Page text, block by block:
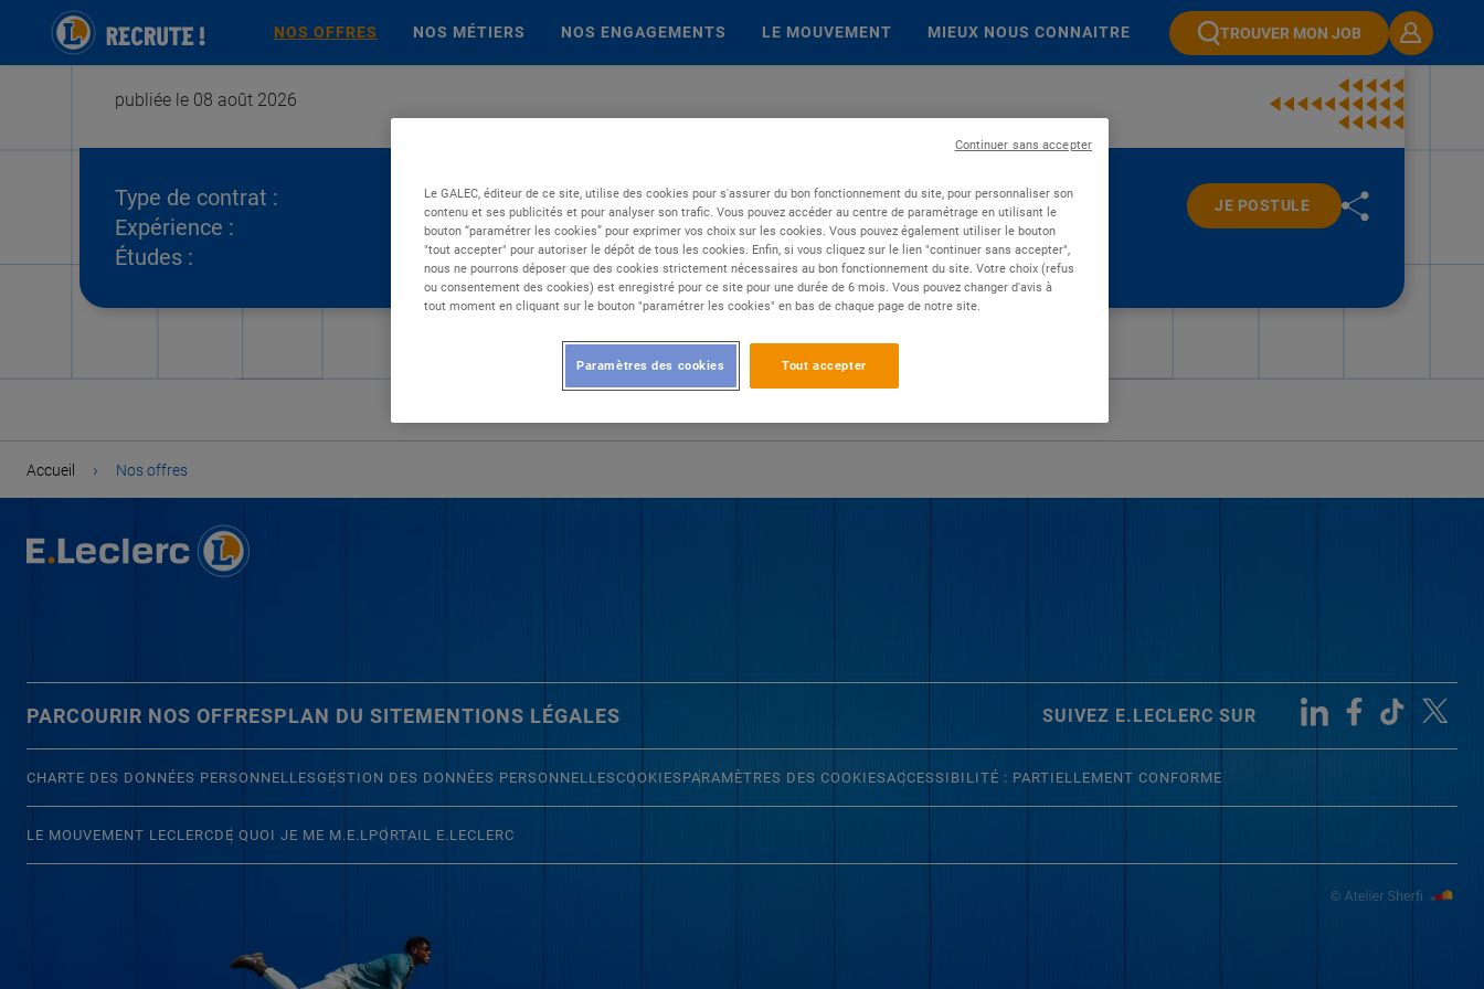
NOS OFFRES NOS MÉTIERS NOS ENGAGEMENTS LE MOUVEMENT MIEUX NOUS CONNAITRE TROUVER MON JOB
publiée le 08 août 2026
Type de contrat :
Expérience :
Études :
JE POSTULE
Accueil › Nos offres
PARCOURIR NOS OFFRESPLAN DU SITEMENTIONS LÉGALES SUIVEZ E.LECLERC SUR
CHARTE DES DONNÉES PERSONNELLESGESTION DES DONNÉES PERSONNELLESCOOKIES PARAMÈTRES DES COOKIESACCESSIBILITÉ : PARTIELLEMENT CONFORME
LE MOUVEMENT LECLERCDE QUOI JE ME M.E.LPORTAIL E.LECLERC
Le GALEC, éditeur de ce site, utilise des cookies pour s'assurer du bon fonctionnement du site, pour personnaliser son
contenu et ses publicités et pour analyser son trafic. Vous pouvez accéder au centre de paramétrage en utilisant le
bouton “paramétrer les cookies” pour exprimer vos choix sur les cookies. Vous pouvez également utiliser le bouton
"tout accepter" pour autoriser le dépôt de tous les cookies. Enfin, si vous cliquez sur le lien "continuer sans accepter",
nous ne pourrons déposer que des cookies strictement nécessaires au bon fonctionnement du site. Votre choix (refus
ou consentement des cookies) est enregistré pour ce site pour une durée de 6 mois. Vous pouvez changer d'avis à
tout moment en cliquant sur le bouton "paramétrer les cookies" en bas de chaque page de notre site.
Tout accepter
Paramètres des cookies
Continuer sans accepter